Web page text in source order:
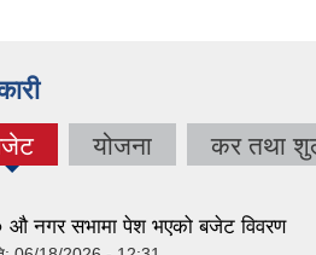
योजना कर तथा
औ नगर सभामा पेश भएको बजेट विवरण